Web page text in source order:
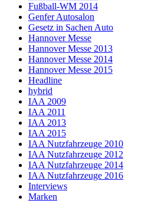
Fußball-WM 2014
Genfer Autosalon
Gesetz in Sachen Auto
Hannover Messe
Hannover Messe 2013
Hannover Messe 2014
Hannover Messe 2015
Headline
hybrid
IAA 2009
IAA 2011
IAA 2013
IAA 2015
IAA Nutzfahrzeuge 2010
IAA Nutzfahrzeuge 2012
IAA Nutzfahrzeuge 2014
IAA Nutzfahrzeuge 2016
Interviews
Marken